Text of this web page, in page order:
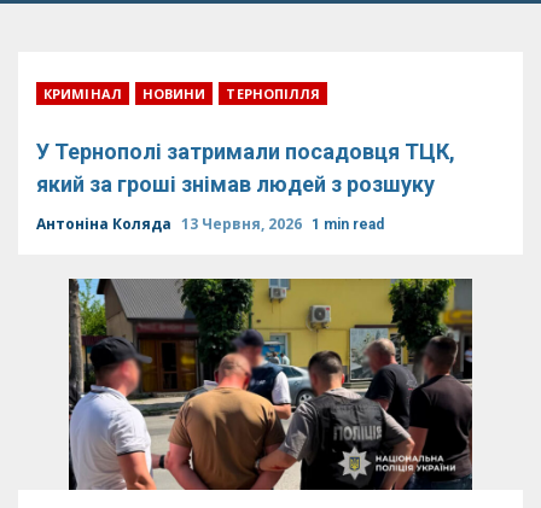
КРИМІНАЛ НОВИНИ ТЕРНОПІЛЛЯ
У Тернополі затримали посадовця ТЦК,
який за гроші знімав людей з розшуку
Антоніна Коляда 13 Червня, 2026 1 min read